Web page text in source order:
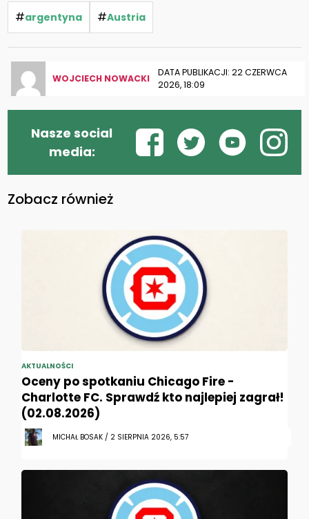
#argentyna #Austria
WOJCIECH NOWACKI
DATA PUBLIKACJI: 22 CZERWCA
2026, 18:09
Nasze social
media:
Zobacz również
AKTUALNOŚCI
Oceny po spotkaniu Chicago Fire -
Charlotte FC. Sprawdź kto najlepiej zagrał!
(02.08.2026)
MICHAŁ BOSAK / 2 SIERPNIA 2026, 5:57